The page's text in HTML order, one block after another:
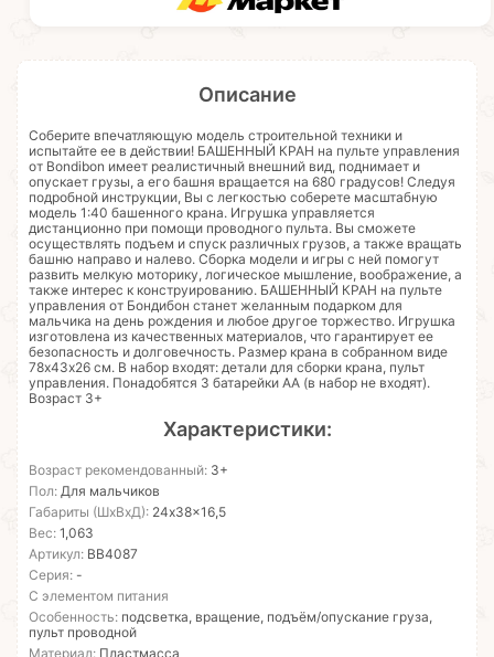
Описание
Соберите впечатляющую модель строительной техники и
испытайте ее в действии! БАШЕННЫЙ КРАН на пульте управления
от Bondibon имеет реалистичный внешний вид, поднимает и
опускает грузы, а его башня вращается на 680 градусов! Следуя
подробной инструкции, Вы с легкостью соберете масштабную
модель 1:40 башенного крана. Игрушка управляется
дистанционно при помощи проводного пульта. Вы сможете
осуществлять подъем и спуск различных грузов, а также вращать
башню направо и налево. Сборка модели и игры с ней помогут
развить мелкую моторику, логическое мышление, воображение, а
также интерес к конструированию. БАШЕННЫЙ КРАН на пульте
управления от Бондибон станет желанным подарком для
мальчика на день рождения и любое другое торжество. Игрушка
изготовлена из качественных материалов, что гарантирует ее
безопасность и долговечность. Размер крана в собранном виде
78х43х26 см. В набор входят: детали для сборки крана, пульт
управления. Понадобятся 3 батарейки АА (в набор не входят).
Возраст 3+
Характеристики:
Возраст рекомендованный: 3+
Пол: Для мальчиков
Габариты (ШхВхД): 24x38x16,5
Вес: 1,063
Артикул: ВВ4087
Серия: -
С элементом питания
Особенность: подсветка, вращение, подъём/опускание груза,
пульт проводной
Материал: Пластмасса